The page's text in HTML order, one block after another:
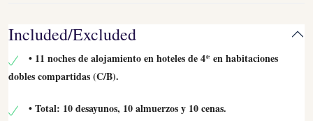
Included/Excluded
• 11 noches de alojamiento en hoteles de 4* en habitaciones
dobles compartidas (C/B).
• Total: 10 desayunos, 10 almuerzos y 10 cenas.